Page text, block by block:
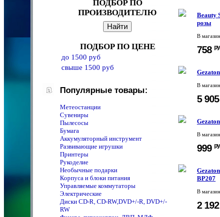
ПОДБОР ПО
ПРОИЗВОДИТЕЛЮ
ПОДБОР ПО ЦЕНЕ
до 1500 руб
свыше 1500 руб
Популярные товары:
Метеостанции
Сувениры
Пылесосы
Бумага
Аккумуляторный инструмент
Развивающие игрушки
Принтеры
Рукоделие
Необычные подарки
Корпуса и блоки питания
Управляемые коммутаторы
Электрические
Диски CD-R, CD-RW,DVD+/-R, DVD+/-
RW
Beauty
розы
В
758
В
5
В
999
BP207
В
2